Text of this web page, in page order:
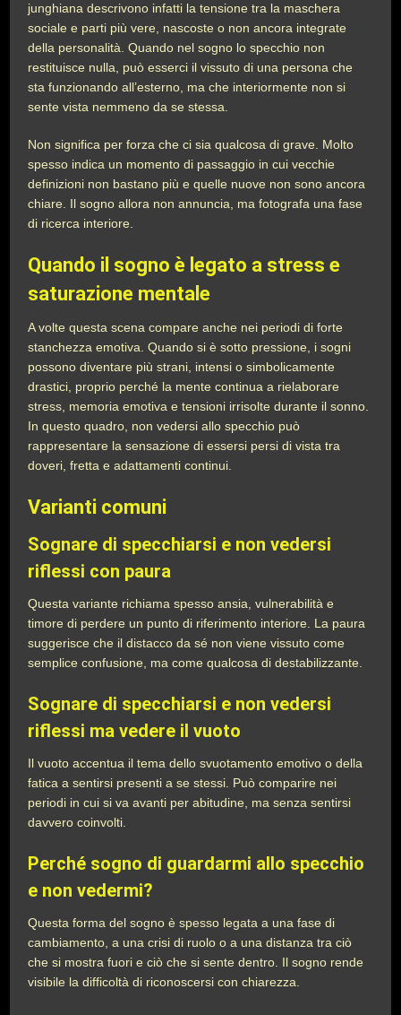
junghiana descrivono infatti la tensione tra la maschera
sociale e parti più vere, nascoste o non ancora integrate
della personalità. Quando nel sogno lo specchio non
restituisce nulla, può esserci il vissuto di una persona che
sta funzionando all’esterno, ma che interiormente non si
sente vista nemmeno da se stessa.
Non significa per forza che ci sia qualcosa di grave. Molto
spesso indica un momento di passaggio in cui vecchie
definizioni non bastano più e quelle nuove non sono ancora
chiare. Il sogno allora non annuncia, ma fotografa una fase
di ricerca interiore.
Quando il sogno è legato a stress e
saturazione mentale
A volte questa scena compare anche nei periodi di forte
stanchezza emotiva. Quando si è sotto pressione, i sogni
possono diventare più strani, intensi o simbolicamente
drastici, proprio perché la mente continua a rielaborare
stress, memoria emotiva e tensioni irrisolte durante il sonno.
In questo quadro, non vedersi allo specchio può
rappresentare la sensazione di essersi persi di vista tra
doveri, fretta e adattamenti continui.
Varianti comuni
Sognare di specchiarsi e non vedersi
riflessi con paura
Questa variante richiama spesso ansia, vulnerabilità e
timore di perdere un punto di riferimento interiore. La paura
suggerisce che il distacco da sé non viene vissuto come
semplice confusione, ma come qualcosa di destabilizzante.
Sognare di specchiarsi e non vedersi
riflessi ma vedere il vuoto
Il vuoto accentua il tema dello svuotamento emotivo o della
fatica a sentirsi presenti a se stessi. Può comparire nei
periodi in cui si va avanti per abitudine, ma senza sentirsi
davvero coinvolti.
Perché sogno di guardarmi allo specchio
e non vedermi?
Questa forma del sogno è spesso legata a una fase di
cambiamento, a una crisi di ruolo o a una distanza tra ciò
che si mostra fuori e ciò che si sente dentro. Il sogno rende
visibile la difficoltà di riconoscersi con chiarezza.